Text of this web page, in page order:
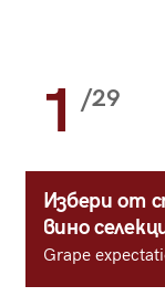
1 /29
Избери от
вино
Grape